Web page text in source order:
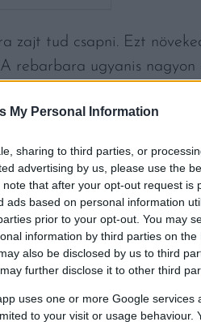
My Personal Information
sharing to third parties, or
advertising by us, please use the
that after your opt-out request is
ads based on personal information
prior to your opt-out. You may
information by third parties on the
also be disclosed by us to third
further disclose it to other third
uses one or more Google services
to your visit or usage behaviour.
zajt tud csapni. Ezt
ugyanis nagyon
hangot eredményez.
a tavaszi
meg is hallgatható,